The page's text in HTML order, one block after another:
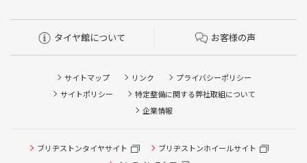
タイヤ館について お客様の声
サイトマップ リンク
プライバシーポリシー
サイトポリシー
特定整備に関する弊社取組について
企業情報
ブリヂストンタイヤサイト
ブリヂストンホイールサイト